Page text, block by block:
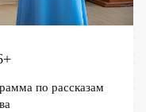
по рассказам